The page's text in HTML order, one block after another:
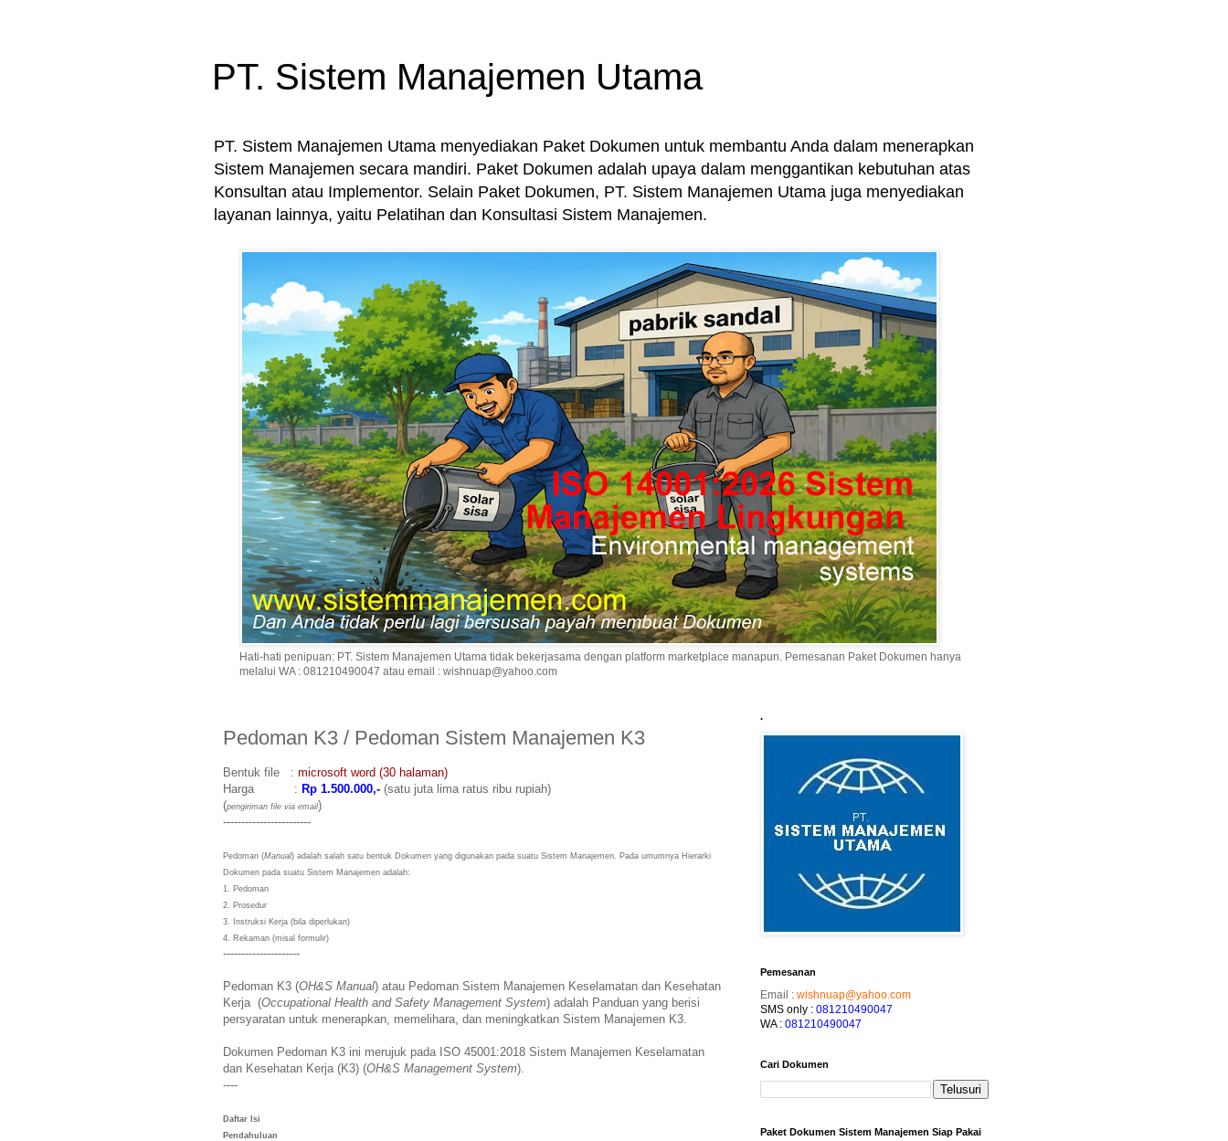
PT. Sistem Manajemen Utama
PT. Sistem Manajemen Utama menyediakan Paket Dokumen untuk membantu Anda dalam menerapkan
Sistem Manajemen secara mandiri. Paket Dokumen adalah upaya dalam menggantikan kebutuhan atas
Konsultan atau Implementor. Selain Paket Dokumen, PT. Sistem Manajemen Utama juga menyediakan
layanan lainnya, yaitu Pelatihan dan Konsultasi Sistem Manajemen.
Hati-hati penipuan: PT. Sistem Manajemen Utama tidak bekerjasama dengan platform marketplace manapun. Pemesanan Paket Dokumen hanya
melalui WA : 081210490047 atau email : wishnuap@yahoo.com
Pedoman K3 / Pedoman Sistem Manajemen K3
Bentuk file : microsoft word (30 halaman)
Harga : Rp 1.500.000,- (satu juta lima ratus ribu rupiah)
(pengiriman file via email)
------------------------
Pedoman (Manual) adalah salah satu bentuk Dokumen yang digunakan pada suatu Sistem Manajemen. Pada umumnya Hierarki
Dokumen pada suatu Sistem Manajemen adalah:
1. Pedoman
2. Prosedur
3. Instruksi Kerja (bila diperlukan)
4. Rekaman (misal formulir)
---------------------
Pedoman K3 (OH&S Manual) atau Pedoman Sistem Manajemen Keselamatan dan Kesehatan
Kerja (Occupational Health and Safety Management System) adalah Panduan yang berisi
persyaratan untuk menerapkan, memelihara, dan meningkatkan Sistem Manajemen K3.
Dokumen Pedoman K3 ini merujuk pada ISO 45001:2018 Sistem Manajemen Keselamatan
dan Kesehatan Kerja (K3) (OH&S Management System).
----
Daftar Isi
Pendahuluan
.
Pemesanan
Email : wishnuap@yahoo.com
SMS only : 081210490047
WA: 081210490047
Cari Dokumen
Paket Dokumen Sistem Manajemen Siap Pakai